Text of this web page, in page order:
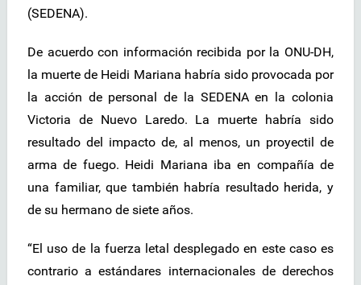
(SEDENA).
De acuerdo con información recibida por la ONU-DH,
la muerte de Heidi Mariana habría sido provocada por
la acción de personal de la SEDENA en la colonia
Victoria de Nuevo Laredo. La muerte habría sido
resultado del impacto de, al menos, un proyectil de
arma de fuego. Heidi Mariana iba en compañía de
una familiar, que también habría resultado herida, y
de su hermano de siete años.
“El uso de la fuerza letal desplegado en este caso es
contrario a estándares internacionales de derechos